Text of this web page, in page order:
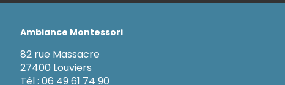
Ambiance Montessori
82 rue Massacre
27400 Louviers
Tél : 06 49 61 74 90